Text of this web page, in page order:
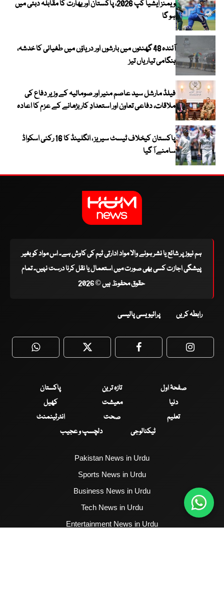
ویمنز ایشیا کپ 2026، پاکستان اور بھارت کا مقابلہ دبئی میں
ہو گا
آئندہ 48 گھنٹوں میں بارشوں اور دریاؤں میں طغیانی کا خدشہ،
ہنگامی تیاریاں تیز
فیلڈ مارشل سید عاصم منیر اور صومالیہ کے وزیر دفاع کی
ملاقات، دفاعی تعاون اور استعدادِ کار بڑھانے کے عزم کا اعادہ
پاکستان کیخلاف ٹیسٹ سیریز ، انگلینڈ کا 16 رکنی اسکواڈ
سامنے آ گیا
ہم نیوز پر شائع یا نشر ہونے والا مواد ادارتی ٹیم کی کاوش ہے۔ اس مواد کو بغیر
پیشگی اجازت کسی بھی صورت میں استعمال یا نقل کرنا درست نہیں۔ تمام
حقوق محفوظ ہیں © 2026
رابطہ کریں پرائیویسی پالیسی
WhatsApp Twitter Facebook
صفحۂ اول تازہ ترین
پاکستان
دنیا
معیشت
کھیل
تعلیم
صحت
انٹرٹینمنٹ
ٹیکنالوجی
دلچسپ و عجیب
Pakistan News in Urdu
Sports News in Urdu
Business News in Urdu
Tech News in Urdu
Entertainment News in Urdu